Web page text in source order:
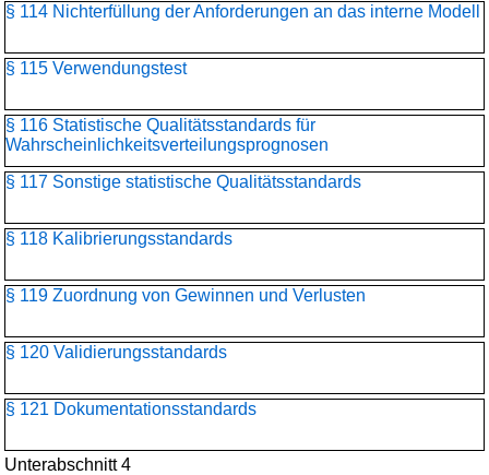
§ 114 Nichterfüllung der Anforderungen an das interne Modell
§ 115 Verwendungstest
§ 116 Statistische Qualitätsstandards für
Wahrscheinlichkeitsverteilungs­prognosen
§ 117 Sonstige statistische Qualitätsstandards
§ 118 Kalibrierungsstandards
§ 119 Zuordnung von Gewinnen und Verlusten
§ 120 Validierungsstandards
§ 121 Dokumentationsstandards
Unterabschnitt 4